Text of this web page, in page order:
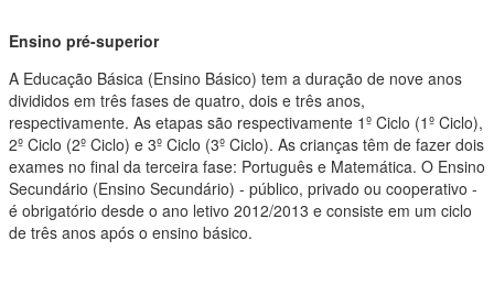
Ensino pré-superior
A Educação Básica (Ensino Básico) tem a duração de nove anos
divididos em três fases de quatro, dois e três anos,
respectivamente. As etapas são respectivamente 1º Ciclo (1º Ciclo),
2º Ciclo (2º Ciclo) e 3º Ciclo (3º Ciclo). As crianças têm de fazer dois
exames no final da terceira fase: Português e Matemática. O Ensino
Secundário (Ensino Secundário) - público, privado ou cooperativo -
é obrigatório desde o ano letivo 2012/2013 e consiste em um ciclo
de três anos após o ensino básico.